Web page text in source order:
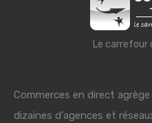
Le carrefour
Commerces en direct
dizaines d'agences et